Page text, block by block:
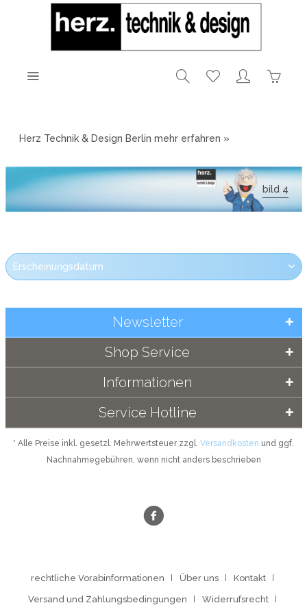
Herz Technik & Design Berlin mehr erfahren »
bild 4
Service Hotline
Shop Service
Informationen
Newsletter
* Alle Preise inkl. gesetzl. Mehrwertsteuer zzgl. Versandkosten und ggf.
Nachnahmegebühren, wenn nicht anders beschrieben
rechtliche Vorabinformationen Über uns Kontakt
Versand und Zahlungsbedingungen Widerrufsrecht